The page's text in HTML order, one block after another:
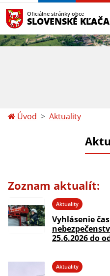
Oficiálne stránky obce
SLOVENSKÉ
Úvod Aktuality
Zoznam aktualít:
Aktuality
Vyhlásenie
25.6.2026 do
Aktuality